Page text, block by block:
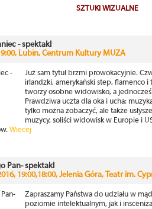
SZTUKI WIZUALNE
- spektakl
Lubin, Centrum Kultury MUZA
Już sam tytuł brzmi prowokacyjnie.
irlandzki, amerykański step, flamenco i
tworzy osobne widowisko, a
Prawdziwa uczta dla oka i ucha:
tylko można zobaczyć, ale także
muzycy, soliści widowisk w Europie i
Więcej
Pan- spektakl
19:00,18:00, Jelenia Góra, Teatr im.
Zapraszamy Państwa do udziału w
poziomie intelektualnym, jak i